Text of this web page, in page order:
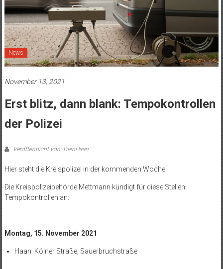
News
November 13, 2021
Erst blitz, dann blank: Tempokontrollen
der Polizei
Veröffentlicht von: DeinHaan
Hier steht die Kreispolizei in der kommenden Woche
Die Kreispolizeibehörde Mettmann kündigt für diese Stellen
Tempokontrollen an:
Montag, 15. November 2021
Haan: Kölner Straße, Sauerbruchstraße